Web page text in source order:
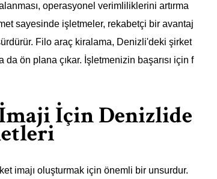
operasyonel verimliliklerini artırma
sayesinde işletmeler, rekabetçi bir avantaj
Filo araç kiralama, Denizli'deki şirket
ön plana çıkar. İşletmenizin başarısı için f
İçin Denizlide
imajı oluşturmak için önemli bir unsurdur.